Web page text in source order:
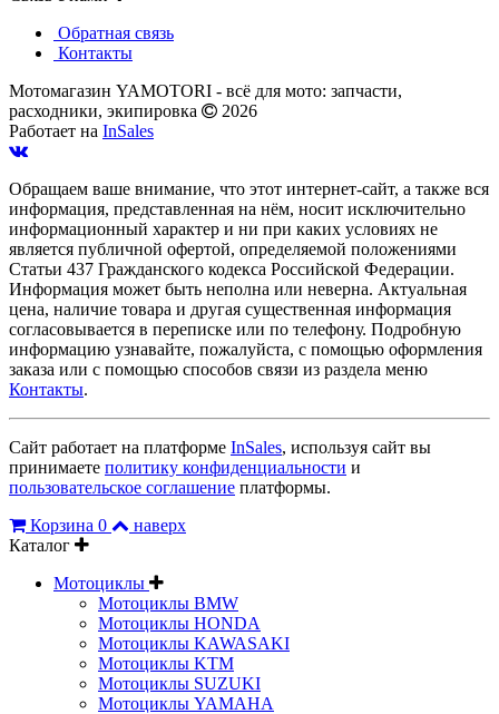
Обратная связь
Контакты
Мотомагазин YAMOTORI - всё для мото: запчасти,
расходники, экипировка
2026
Работает на InSales
Обращаем ваше внимание, что этот интернет-сайт, а также вся
информация, представленная на нём, носит исключительно
информационный характер и ни при каких условиях не
является публичной офертой, определяемой положениями
Статьи 437 Гражданского кодекса Российской Федерации.
Информация может быть неполна или неверна. Актуальная
цена, наличие товара и другая существенная информация
согласовывается в переписке или по телефону. Подробную
информацию узнавайте, пожалуйста, с помощью оформления
заказа или с помощью способов связи из раздела меню
Контакты.
Сайт работает на платформе InSales, используя сайт вы
принимаете политику конфиденциальности и
пользовательское соглашение платформы.
Корзина 0
наверх
Каталог
Мотоциклы
Мотоциклы BMW
Мотоциклы HONDA
Мотоциклы KAWASAKI
Мотоциклы KTM
Мотоциклы SUZUKI
Мотоциклы YAMAHA